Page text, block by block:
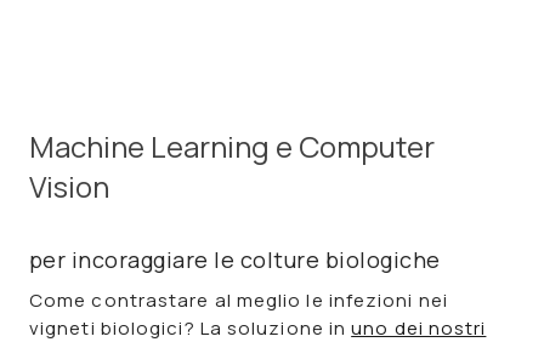
Machine Learning e Computer
Vision
per incoraggiare le colture biologiche
Come contrastare al meglio le infezioni nei
vigneti biologici? La soluzione inuno dei nostri